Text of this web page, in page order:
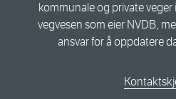
kommunale og private
vegvesen som eier NVDB,
ansvar for å oppdatere